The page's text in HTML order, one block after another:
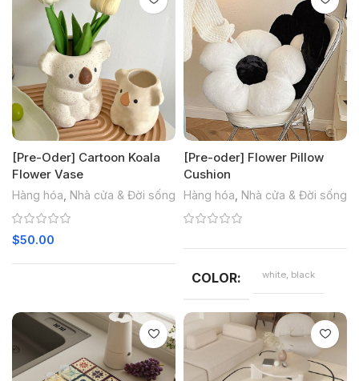
[Pre-Oder] Cartoon Koala
Flower Vase
Hàng hóa Nhà cửa & Đời sống
$50.00
[Pre-oder] Flower Pillow
Cushion
Hàng hóa Nhà cửa & Đời sống
COLOR white, black